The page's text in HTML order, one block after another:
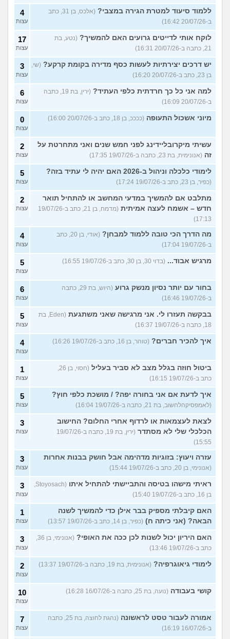
ללמוד סיעוד למטרת הגירה במצבי?
(אלכס, בן 31, כתב
ב-20/07/26 16:42)
4
עצות
לוקח אותי לדייטים גרועים האם להמשיך? (נטע, בת
21, כתבה ב-20/07/26 16:31)
17
עצות
יש דרכים יצירתיות לעשות כסף מדירה בקומת קרקע? (שי,
בן 23, כתב ב-20/07/26 16:20)
3
עצות
למה אני כל כך חרדתית כלפי העתיד?
(ירין, בת 19, כתבה
ב-20/07/26 16:09)
6
עצות
מיוני אשכול התעופה (ככככ, בן 18, כתב ב-20/07/26 16:00) 0
עצות
עשיתי מיקרובליידינג לפני חמש שנים ואני מתחרטת על
זה (אנונימית, בת 23, כתבה ב-19/07/26 17:35)
2
עצות
לימודי כלכלה וניהול ב-2026 האם יהיה לי עתיד בזה?
(כפיר, בן 23, כתב ב-19/07/26 17:24)
5
עצות
מתלבט אם להמשיך במדעי המחשב או להתחיל תואר
חדש – אשמח לעצה אמיתית
(מדמח, בן 21, כתב ב-19/07/26
17:13)
2
עצות
מה הדרך הכי טובה ללמוד למבחן?
(אודי, בן 20, כתב
ב-19/07/26 17:04)
4
עצות
מרגיש אבוד... (בדוי 30, בן 30, כתב ב-19/07/26 16:55) 5
עצות
בחור עם יותר נסיון מנשק גרוע
(היוש, בת 29, כתבה
ב-19/07/26 16:46)
6
עצות
בבקשה תעזרו לי. אני מרגישה שאני משתגעת
(Eden, בת
18, כתבה ב-19/07/26 16:37)
5
עצות
איך להכיר חברים? (טוהר, בן 16, כתב ב-19/07/26 16:26) 4
עצות
ביטול חוזה בגלל מצב לא סביר בעליל
כתב ב-19/07/26 16:15)
1
עצות
איך לדעת אם אני בחורה יפה? / מושכת כלפי חוץ?
(לאמפסיקהלחשוב, בת 21, כתבה ב-19/07/26 16:04)
5
עצות
לצאת לעצמאות או לרדוף אחרי החלום? החישוב
הכלכלי שלי לא מסתדר
(ירין, בת 19, כתבה ב-19/07/26
15:55)
3
עצות
עזרה ויעוץ: בזוגיות מדהימה אבל חושק בבנות אחרות
(אנונימי, בן 20, כתב ב-19/07/26 15:44)
3
עצות
ראיתי מישהו בטיסה והתביישתי להתחיל איתו
בן 16, כתב ב-19/07/26 15:40)
3
עצות
האם קיבלתי מספיק בבר אילן כדי להמשיך לשנה
הבאה? (אני כיתה ח) (כפיר, בן 14, כתב ב-19/07/26 13:57)
1
עצות
האם היריון יכול לשנות לכן ככה את האופי?
כתב ב-19/07/26 13:46)
3
עצות
לימודי גיאוגרפיה? (אנונימית, בת 19, כתבה ב-19/07/26 13:37) 2
עצות
קושי בעבודה (נועה, בת 25, כתבה ב-16/07/26 16:28) 10
עצות
אמורה לעבור טסט לראשונה
(נהגת לחוצה, בת 25, כתבה
ב-16/07/26 16:19)
7
עצות